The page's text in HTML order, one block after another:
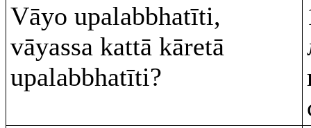
Vāyo upalabbhatīti,
vāyassa kattā kāretā
upalabbhatīti?